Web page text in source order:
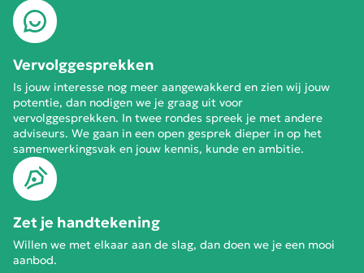
Vervolggesprekken
Is jouw interesse nog meer aangewakkerd en zien wij jouw
potentie, dan nodigen we je graag uit voor
vervolggesprekken. In twee rondes spreek je met andere
adviseurs. We gaan in een open gesprek dieper in op het
samenwerkingsvak en jouw kennis, kunde en ambitie.
Zet je handtekening
Willen we met elkaar aan de slag, dan doen we je een mooi
aanbod.